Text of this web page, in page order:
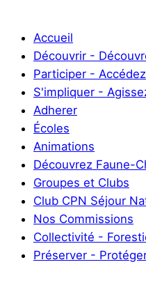
Accueil
Découvrir -
Participer -
S'impliquer -
Adherer
Écoles
Animations
Découvrez Faune-
Groupes et Clubs
Club CPN Séjour
Nos Commissions
Collectivité -
Préserver -